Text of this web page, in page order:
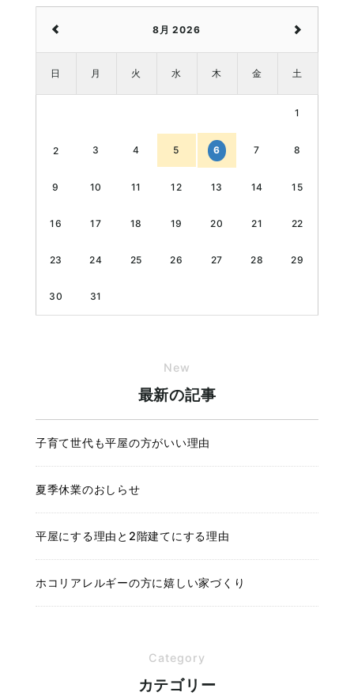
8月 2026
日 月 火 水 木 金 土
1
2 3 4 5 6 7 8
9 10 11 12 13 14 15
16 17 18 19 20 21 22
23 24 25 26 27 28 29
30 31
New
最新の記事
子育て世代も平屋の方がいい理由
夏季休業のおしらせ
平屋にする理由と2階建てにする理由
ホコリアレルギーの方に嬉しい家づくり
Category
カテゴリー